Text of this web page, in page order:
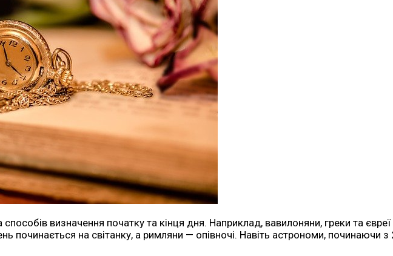
способів визначення початку та кінця дня. Наприклад, вавилоняни, греки та
починається на світанку, а римляни — опівночі. Навіть астрономи, починаючи